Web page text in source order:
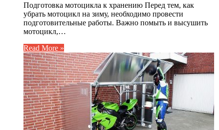
Подготовка мотоцикла к хранению Перед тем, как
убрать мотоцикл на зиму, необходимо провести
подготовительные работы. Важно помыть и высушить
мотоцикл,…
Read More »